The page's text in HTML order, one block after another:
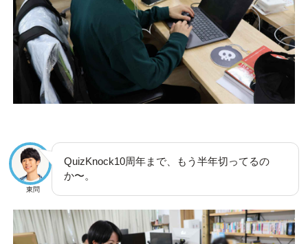
東問
QuizKnock10周年まで、もう半年切ってるの
か〜。